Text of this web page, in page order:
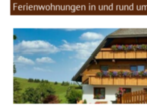
Ferienwohnungen in und rund